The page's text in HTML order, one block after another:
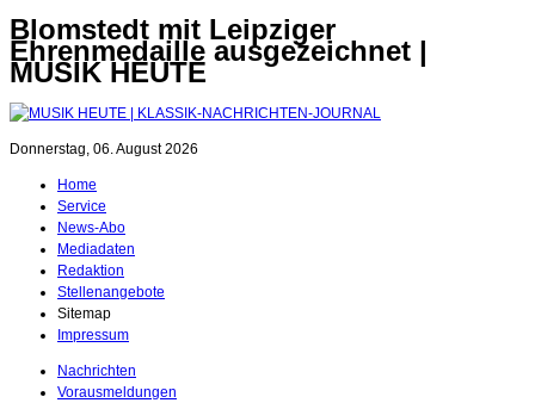
Blomstedt mit Leipziger
Ehrenmedaille ausgezeichnet |
MUSIK HEUTE
Donnerstag, 06. August 2026
Home
Service
News-Abo
Mediadaten
Redaktion
Stellenangebote
Sitemap
Impressum
Nachrichten
Vorausmeldungen